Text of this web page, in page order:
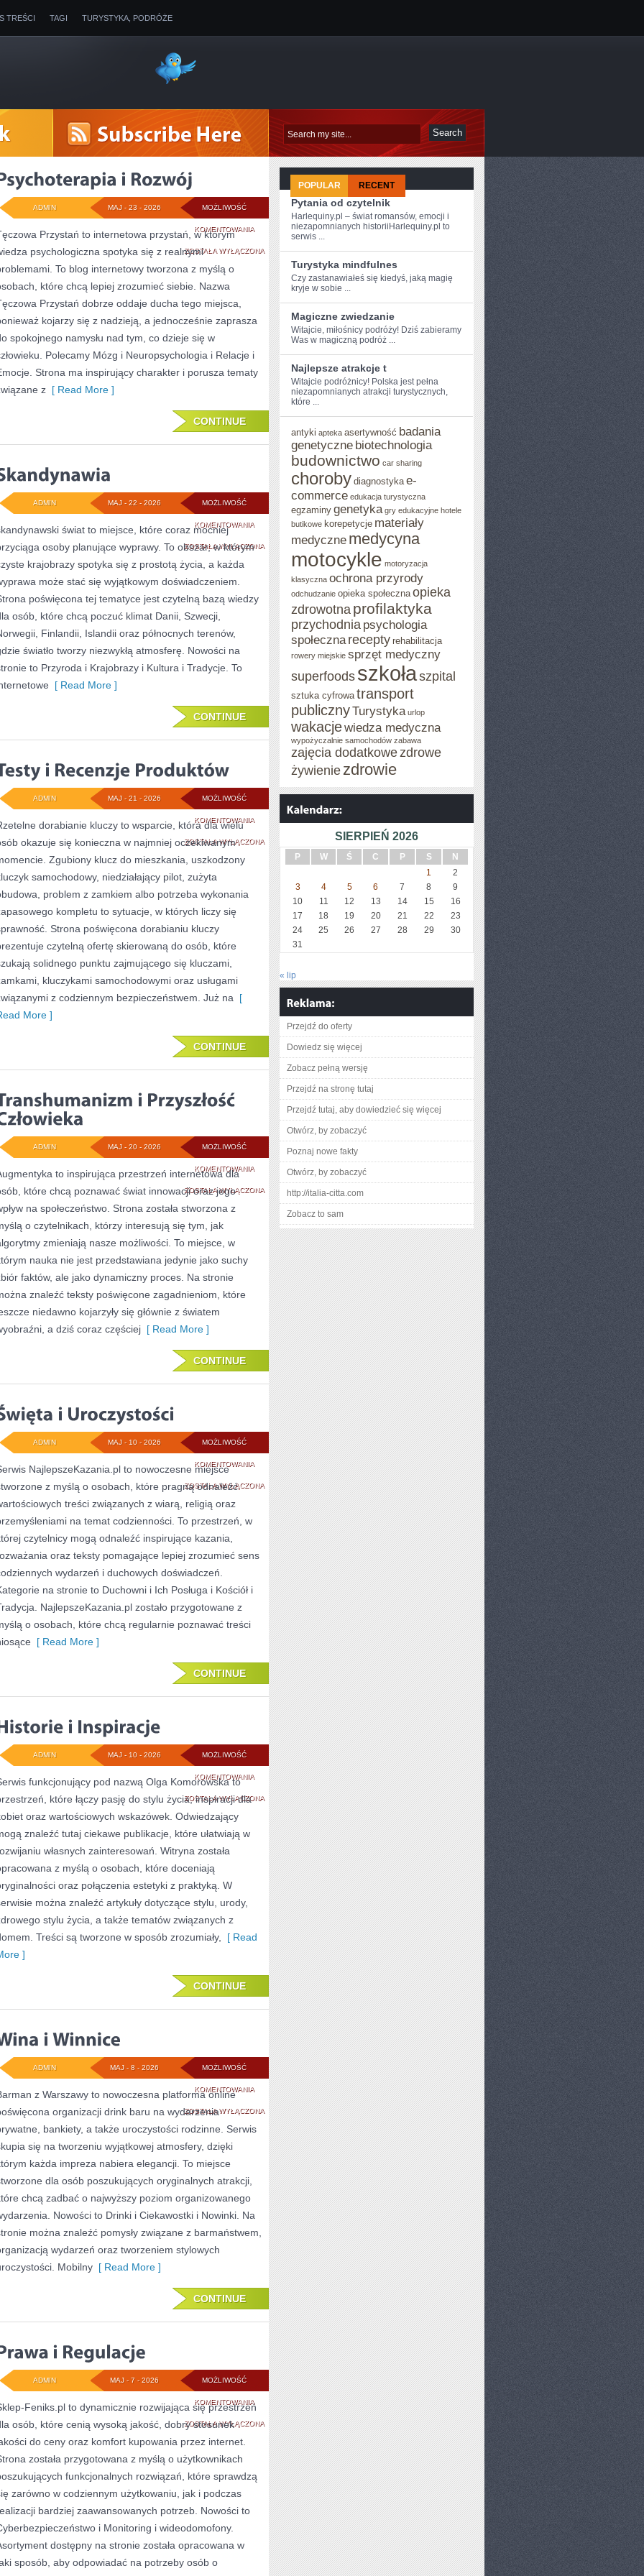
TREŚCI TAGI TURYSTYKA, PODRÓŻE
MOŻLIWOŚĆ
KOMENTOWANIAPSYCHOTERAPIA
I
ROZWÓJ
ZOSTAŁA WYŁĄCZONA
MAJ - 23 - 2026
ADMIN
Przystań to internetowa przystań, w którym
psychologiczna spotyka się z realnymi
To blog internetowy tworzona z myślą o
które chcą lepiej zrozumieć siebie. Nazwa
Przystań dobrze oddaje ducha tego miejsca,
kojarzy się z nadzieją, a jednocześnie zaprasza
spokojnego namysłu nad tym, co dzieje się w
Polecamy Mózg i Neuropsychologia i Relacje i
Strona ma inspirujący charakter i porusza tematy
z [ Read More ]
CONTINUE
MOŻLIWOŚĆ
KOMENTOWANIASKANDYNAWIA
ZOSTAŁA WYŁĄCZONA
MAJ - 22 - 2026
ADMIN
świat to miejsce, które coraz mocniej
osoby planujące wyprawy. To obszar, w którym
krajobrazy spotyka się z prostotą życia, a każda
może stać się wyjątkowym doświadczeniem.
poświęcona tej tematyce jest czytelną bazą wiedzy
osób, które chcą poczuć klimat Danii, Szwecji,
Finlandii, Islandii oraz północnych terenów,
światło tworzy niezwykłą atmosferę. Nowości na
to Przyroda i Krajobrazy i Kultura i Tradycje. To
[ Read More ]
CONTINUE
MOŻLIWOŚĆ
KOMENTOWANIATESTY
I
RECENZJE
PRODUKTÓW
ZOSTAŁA WYŁĄCZONA
MAJ - 21 - 2026
ADMIN
dorabianie kluczy to wsparcie, która dla wielu
okazuje się konieczna w najmniej oczekiwanym
Zgubiony klucz do mieszkania, uszkodzony
samochodowy, niedziałający pilot, zużyta
problem z zamkiem albo potrzeba wykonania
kompletu to sytuacje, w których liczy się
Strona poświęcona dorabianiu kluczy
czytelną ofertę skierowaną do osób, które
solidnego punktu zajmującego się kluczami,
kluczykami samochodowymi oraz usługami
z codziennym bezpieczeństwem. Już na [
More ]
CONTINUE
MOŻLIWOŚĆ
KOMENTOWANIATRANSHUMANIZM
I
PRZYSZŁOŚĆ
CZŁOWIEKA
ZOSTAŁA WYŁĄCZONA
MAJ - 20 - 2026
ADMIN
to inspirująca przestrzeń internetowa dla
które chcą poznawać świat innowacji oraz jego
na społeczeństwo. Strona została stworzona z
o czytelnikach, którzy interesują się tym, jak
zmieniają nasze możliwości. To miejsce, w
nauka nie jest przedstawiana jedynie jako suchy
faktów, ale jako dynamiczny proces. Na stronie
znaleźć teksty poświęcone zagadnieniom, które
niedawno kojarzyły się głównie z światem
a dziś coraz częściej [ Read More ]
CONTINUE
MOŻLIWOŚĆ
KOMENTOWANIAŚWIĘTA
I
UROCZYSTOŚCI
ZOSTAŁA WYŁĄCZONA
MAJ - 10 - 2026
ADMIN
NajlepszeKazania.pl to nowoczesne miejsce
z myślą o osobach, które pragną odnaleźć
treści związanych z wiarą, religią oraz
na temat codzienności. To przestrzeń, w
czytelnicy mogą odnaleźć inspirujące kazania,
oraz teksty pomagające lepiej zrozumieć sens
wydarzeń i duchowych doświadczeń.
na stronie to Duchowni i Ich Posługa i Kościół i
NajlepszeKazania.pl zostało przygotowane z
o osobach, które chcą regularnie poznawać treści
[ Read More ]
CONTINUE
MOŻLIWOŚĆ
KOMENTOWANIAHISTORIE
I
INSPIRACJE
ZOSTAŁA WYŁĄCZONA
MAJ - 10 - 2026
ADMIN
funkcjonujący pod nazwą Olga Komorowska to
które łączy pasję do stylu życia, inspiracji dla
oraz wartościowych wskazówek. Odwiedzający
znaleźć tutaj ciekawe publikacje, które ułatwiają w
własnych zainteresowań. Witryna została
z myślą o osobach, które doceniają
oraz połączenia estetyki z praktyką. W
można znaleźć artykuły dotyczące stylu, urody,
stylu życia, a także tematów związanych z
Treści są tworzone w sposób zrozumiały,
[ Read
]
CONTINUE
MOŻLIWOŚĆ
KOMENTOWANIAWINA
I
WINNICE
ZOSTAŁA WYŁĄCZONA
MAJ - 8 - 2026
ADMIN
z Warszawy to nowoczesna platforma online
organizacji drink baru na wydarzenia
bankiety, a także uroczystości rodzinne. Serwis
się na tworzeniu wyjątkowej atmosfery, dzięki
każda impreza nabiera elegancji. To miejsce
dla osób poszukujących oryginalnych atrakcji,
chcą zadbać o najwyższy poziom organizowanego
Nowości to Drinki i Ciekawostki i Nowinki. Na
można znaleźć pomysły związane z barmaństwem,
wydarzeń oraz tworzeniem stylowych
Mobilny [ Read More ]
CONTINUE
MOŻLIWOŚĆ
KOMENTOWANIAPRAWA
I
REGULACJE
ZOSTAŁA WYŁĄCZONA
MAJ - 7 - 2026
ADMIN
Feniks.pl to dynamicznie rozwijająca się przestrzeń
osób, które cenią wysoką jakość, dobry stosunek
do ceny oraz komfort kupowania przez internet.
została przygotowana z myślą o użytkownikach
funkcjonalnych rozwiązań, które sprawdzą
zarówno w codziennym użytkowaniu, jak i podczas
bardziej zaawansowanych potrzeb. Nowości to
i Monitoring i wideodomofony.
dostępny na stronie została opracowana w
sposób, aby odpowiadać na potrzeby osób o
POPULAR RECENT
Pytania od czytelnik
Harlequiny.pl – świat romansów, emocji i
niezapomnianych historiiHarlequiny.pl to
serwis ...
Turystyka mindfulnes
Czy zastanawiałeś‍ się kiedyś,‍ jaką magię
⁤kryje w sobie ...
Magiczne zwiedzanie
Witajcie, miłośnicy podróży! Dziś zabieramy
Was w magiczną podróż ...
Najlepsze atrakcje t
Witajcie podróżnicy! Polska jest pełna
niezapomnianych atrakcji turystycznych,
które ...
antyki apteka asertywność badania
genetyczne biotechnologia
budownictwo car sharing
choroby diagnostyka e-
commerce edukacja turystyczna
egzaminy genetyka gry edukacyjne hotele
butikowe korepetycje materiały
medyczne medycyna
motocykle motoryzacja
klasyczna ochrona przyrody
odchudzanie opieka społeczna opieka
zdrowotna profilaktyka
przychodnia psychologia
społeczna recepty rehabilitacja
rowery miejskie sprzęt medyczny
superfoods szkołaszpital
sztuka cyfrowa transport
publicznyTurystyka urlop
wakacjewiedza medyczna
wypożyczalnie samochodów zabawa
zajęcia dodatkowezdrowe
żywienie zdrowie
SIERPIEŃ 2026
P W Ś C P S
N
1
2
3
4 5 6 7 8
9
10
11 12 13 14 15
16
17
18 19 20 21 22
23
24
25 26 27 28 29
30
31
« lip
Przejdź do oferty
Dowiedz się więcej
Zobacz pełną wersję
Przejdź na stronę tutaj
Przejdź tutaj, aby dowiedzieć się więcej
Otwórz, by zobaczyć
Poznaj nowe fakty
Otwórz, by zobaczyć
http://italia-citta.com
Zobacz to sam